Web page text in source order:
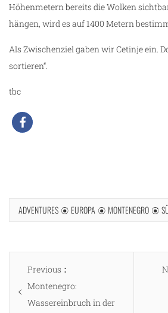
Höhenmetern bereits die Wolken
hängen, wird es auf 1400 Metern
Als Zwischenziel gaben wir Cetinje ein.
sortieren“.
tbc
ADVENTURES EUROPA MONTENEGRO
Beitragsnavigation
Previous
post:
Montenegro:
Wassereinbruch in der